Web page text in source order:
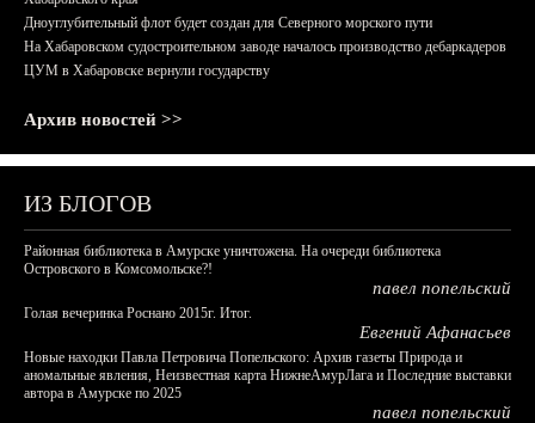
Дноуглубительный флот будет создан для Северного морского пути
На Хабаровском судостроительном заводе началось производство дебаркадеров
ЦУМ в Хабаровске вернули государству
Архив новостей >>
ИЗ БЛОГОВ
Районная библиотека в Амурске уничтожена. На очереди библиотека
Островского в Комсомольске?!
павел попельский
Голая вечеринка Роснано 2015г. Итог.
Евгений Афанасьев
Новые находки Павла Петровича Попельского: Архив газеты Природа и
аномальные явления, Неизвестная карта НижнеАмурЛага и Последние выставки
автора в Амурске по 2025
павел попельский